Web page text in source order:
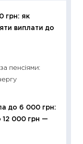
грн: як
виплати до
пенсіями:
до 6 000 грн:
12 000 грн —